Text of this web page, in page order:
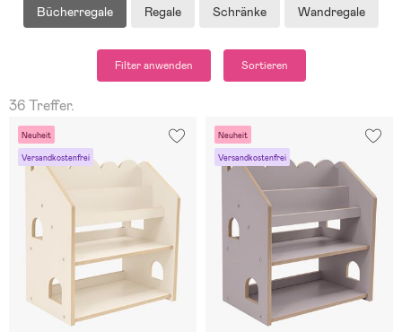
Bücherregale Regale Schränke Wandregale
Filter anwenden Sortieren
36 Treffer.
Neuheit
Versandkostenfrei
Neuheit
Versandkostenfrei